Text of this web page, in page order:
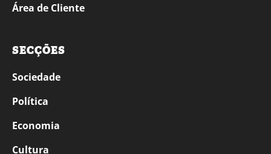
Área de Cliente
SECÇÕES
Sociedade
Política
Economia
Cultura